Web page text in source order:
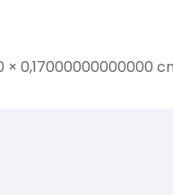
0,17000000000000